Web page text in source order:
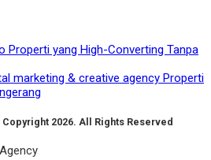
Properti yang High-Converting Tanpa
marketing & creative agency Properti
2026. All Rights Reserved